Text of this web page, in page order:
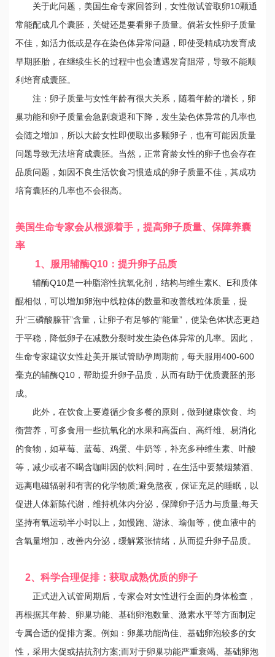
关于此问题，美国生命专家回答到，女性做试管取卵10颗通
常能配成几个囊胚，关键还是要看卵子质量。倘若女性卵子质量
不佳，如活力低或是存在染色体异常问题，即使受精成功发育成
早期胚胎，在继续生长的过程中也会遭遇发育阻滞，导致不能顺
利培育成囊胚。
注：卵子质量与女性年龄有很大关系，随着年龄的增长，卵
巢功能和卵子质量会急剧衰退和下降，发生染色体异常的几率也
会随之增加，所以大龄女性即便取出多颗卵子，也有可能因质量
问题导致无法培育成囊胚。当然，正常育龄女性的卵子也会存在
品质问题，如因不良生活饮食习惯造成的卵子质量不佳，其成功
培育囊胚的几率也不会很高。
美国生命专家会从根源着手，提高卵子质量、保障养囊
率
1、服用辅酶Q10：提升卵子品质
辅酶Q10是一种脂溶性抗氧化剂，结构与维生素K、E和质体
醌相似，可以增加卵泡中线粒体的数量和改善线粒体质量，提
升“三磷酸腺苷”含量，让卵子有足够的“能量”，使染色体状态更趋
于平稳，降低卵子在减数分裂时发生染色体异常的几率。因此，
生命专家建议女性赴美开展试管助孕周期前，每天服用400-600
毫克的辅酶Q10，帮助提升卵子品质，从而有助于优质囊胚的形
成。
此外，在饮食上要遵循少食多餐的原则，做到健康饮食、均
衡营养，可多食用一些抗氧化的水果和高蛋白、高纤维、易消化
的食物，如草莓、蓝莓、鸡蛋、牛奶等，补充多种维生素、叶酸
等，减少或者不喝含咖啡因的饮料;同时，在生活中要禁烟禁酒、
远离电磁辐射和有害的化学物质;避免熬夜，保证充足的睡眠，以
促进人体新陈代谢，维持机体内分泌，保障卵子活力与质量;每天
坚持有氧运动半小时以上，如慢跑、游泳、瑜伽等，使血液中的
含氧量增加，改善内分泌，缓解紧张情绪，从而提升卵子品质。
2、科学合理促排：获取成熟优质的卵子
正式进入试管周期后，专家会对女性进行全面的身体检查，
再根据其年龄、卵巢功能、基础卵泡数量、激素水平等方面制定
专属合适的促排方案。例如：卵巢功能尚佳、基础卵泡较多的女
性，采用大促或拮抗剂方案;而对于卵巢功能严重衰竭、基础卵泡